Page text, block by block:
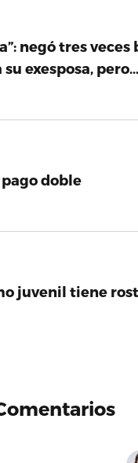
negó tres
exesposa, pero…
doble
juvenil tiene